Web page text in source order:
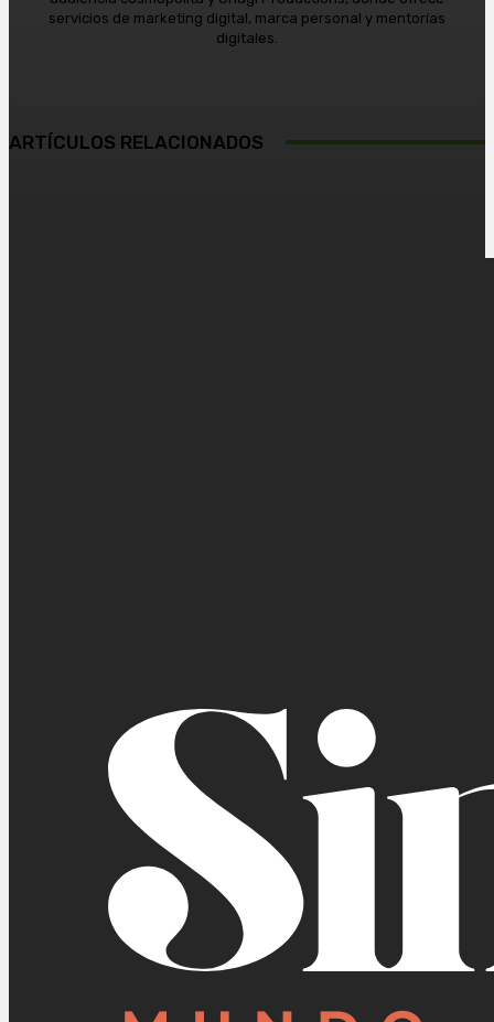
servicios de marketing digital, marca personal y mentorías
digitales.
ARTÍCULOS RELACIONADOS